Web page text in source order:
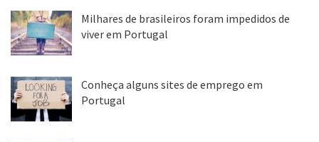
Milhares de brasileiros foram impedidos de
viver em Portugal
Conheça alguns sites de emprego em
Portugal